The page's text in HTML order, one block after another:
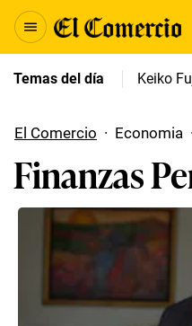
Temas del día Keiko
El Comercio · Economia ·
Finanzas